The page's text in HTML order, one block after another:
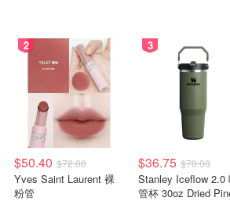
2
$50.40 $72.00
Yves Saint Laurent 裸
粉管
3
$36.75 $70.00
Stanley Iceflow 2.0 吸
管杯 30oz Dried